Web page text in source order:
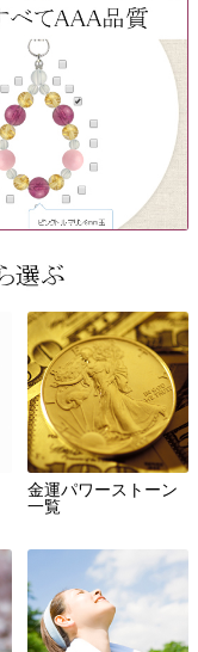
金運パワーストーン
一覧